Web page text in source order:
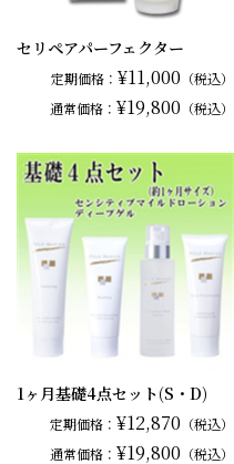
セリペアパーフェクター
定期価格：¥11,000 （税込）
通常価格：¥19,800 （税込）
1ヶ月基礎4点セット(S・D)
定期価格：¥12,870 （税込）
通常価格：¥19,800 （税込）